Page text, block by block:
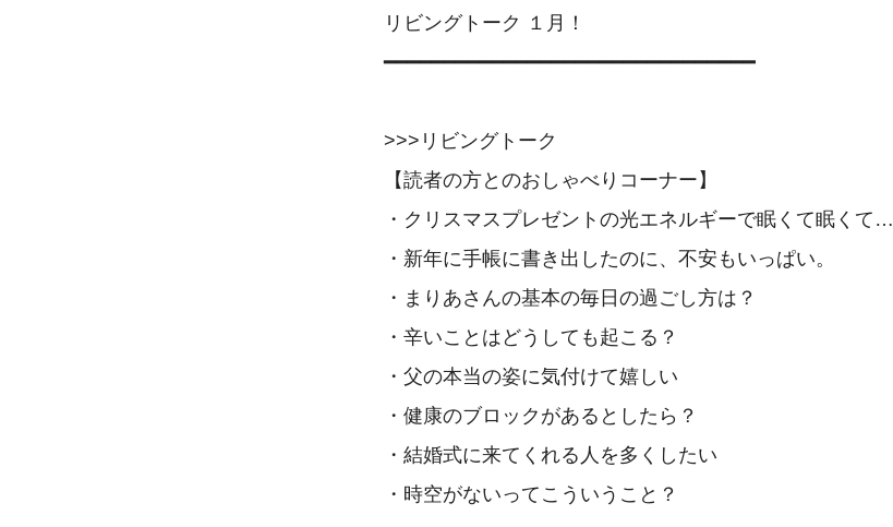
リビングトーク １月！
━━━━━━━━━━━━━━━━━━━━━━━━━━━━━━━
>>>リビングトーク
【読者の方とのおしゃべりコーナー】
・クリスマスプレゼントの光エネルギーで眠くて眠くて…
・新年に手帳に書き出したのに、不安もいっぱい。
・まりあさんの基本の毎日の過ごし方は？
・辛いことはどうしても起こる？
・父の本当の姿に気付けて嬉しい
・健康のブロックがあるとしたら？
・結婚式に来てくれる人を多くしたい
・時空がないってこういうこと？